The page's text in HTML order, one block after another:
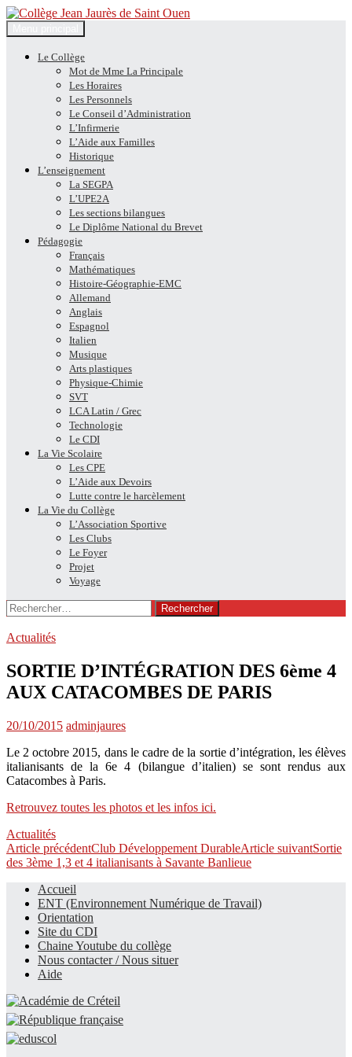
Collège Jean Jaurès de Saint
Ouen
Recherche
au
contenu
Le Collège
Mot de Mme La Principale
Les Horaires
Les Personnels
Le Conseil d’Administration
L’Infirmerie
L’Aide aux Familles
Historique
L’enseignement
La SEGPA
L’UPE2A
Les sections bilangues
Le Diplôme National du Brevet
Pédagogie
Français
Mathématiques
Histoire-Géographie-EMC
Allemand
Anglais
Espagnol
Italien
Musique
Arts plastiques
Physique-Chimie
SVT
LCA Latin / Grec
Technologie
Le CDI
La Vie Scolaire
Les CPE
L’Aide aux Devoirs
Lutte contre le harcèlement
La Vie du Collège
L’Association Sportive
Les Clubs
Le Foyer
Projet
Voyage
Rechercher :
Actualités
SORTIE D’INTÉGRATION DES 6ème 4
AUX CATACOMBES DE PARIS
20/10/2015 adminjaures
Le 2 octobre 2015, dans le cadre de la sortie d’intégration, les élèves
italianisants de la 6e 4 (bilangue d’italien) se sont rendus aux
Catacombes à Paris.
Retrouvez toutes les photos et les infos ici.
Actualités
Navigation
des
articles
Article précédentClub Développement DurableArticle suivantSortie
des 3ème 1,3 et 4 italianisants à Savante Banlieue
Le site du collège
Accueil
ENT (Environnement Numérique de Travail)
Orientation
Site du CDI
Chaine Youtube du collège
Nous contacter / Nous situer
Aide